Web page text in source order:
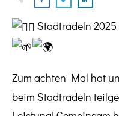
Stadtradeln
Zum achten Mal hat
beim Stadtradeln